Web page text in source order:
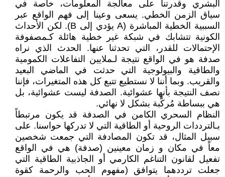
البشري وقدرتنا على معالجة المعلومات، خاصة في
سياق الزمن الخطي. يسعى وعينا إلى فهم الواقع عبر
السببية الخطية المباشرة (A يؤدي إلى B). لكن الأحداث
الكونية تتشابك في شبكة غير خطية هائلة كـمصفوفة
الإحتمالات للقدر، التي تحدثنا عنها. الحدث الذي نراه
صدفة هو في الواقع نتيجة لـملايين التفاعلات الكمومية
والطاقية والبيولوجية التي حدثت في الماضي البعيد
والقريب. وبما أننا لا نستطيع تتبع كل هذه المتغيرات، فإننا
نصف النتيجة بأنها عشوائية. الصدفة ليست عشوائية، بل
هي ببساطة مُركَّبة بشكل لا نهائي.
النظام السحري الكامن في الصدفة قد يكون مرتبطاً
بـالترددات الروحية أو الطاقية التي لا تدركها حواسنا. على
سبيل المثال، قد تكون المصادفة التي جمعت شخصين
معاً في مكان و زمان معينين (صدفة) هي في الواقع
تفعيل لقانون التناغم الكارمي أو الجاذبية الطاقية التي
جعلت ترددهما يتوافق (مفهوم الحب والرحمة كقوة